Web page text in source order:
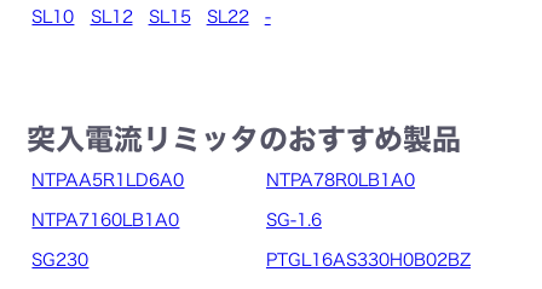
SL10 SL12 SL15 SL22 -
突入電流リミッタのおすすめ製品
NTPAA5R1LD6A0 NTPA78R0LB1A0
NTPA7160LB1A0 SG-1.6
SG230 PTGL16AS330H0B02BZ